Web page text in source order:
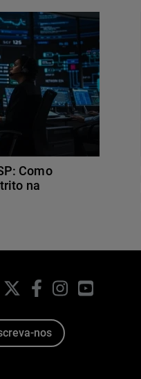
Como
na
Facebook
InstagramYouTube
nos